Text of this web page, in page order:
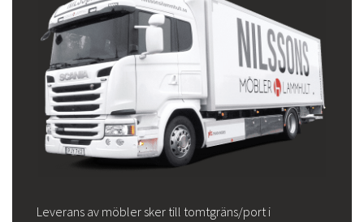
Leverans av möbler sker till tomtgräns/port i